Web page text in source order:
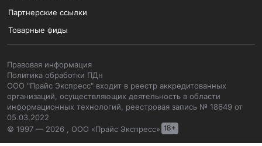
Партнерские ссылки
Товарные фиды
Правовая информация
Политика обработки ПДн
ООО "Прайс Экспресс" входит в реестр аккредитованных
организаций, осуществляющих деятельность в области
информационных технологий, реестровая запись № 18649 от
05.03.2022
© 1997 — 2026 , ООО «Прайс Экспресс»